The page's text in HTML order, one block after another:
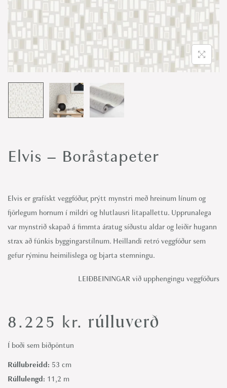
n
Elvis – Boråstapeter
8.225 kr. rúlluverð
Elvis er grafískt veggfóður, prýtt mynstri með hreinum línum og
fjörlegum hornum í mildri og hlutlausri litapallettu. Upprunalega
var mynstrið skapað á fimmta áratug síðustu aldar og leiðir hugann
strax að fúnkis byggingarstílnum. Heillandi retró veggfóður sem
gefur rýminu heimilislega og bjarta stemningu.
LEIÐBEININGAR við upphengingu veggfóðurs
Í boði sem biðpöntun
Rúllubreidd: 53 cm
Rúllulengd: 11,2 m